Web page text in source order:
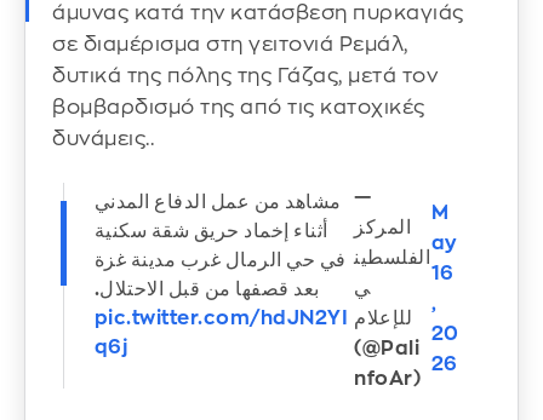
άμυνας κατά την κατάσβεση πυρκαγιάς
σε διαμέρισμα στη γειτονιά Ρεμάλ,
δυτικά της πόλης της Γάζας, μετά τον
βομβαρδισμό της από τις κατοχικές
δυνάμεις..
مشاهد من عمل الدفاع المدني
أثناء إخماد حريق شقة سكنية
في حي الرمال غرب مدينة غزة
بعد قصفها من قبل الاحتلال.
pic.twitter.com/hdJN2YI
q6j
—
المركز
الفلسطين
ي
للإعلام
(@Pali
nfoAr)
M
ay
16
,
20
26